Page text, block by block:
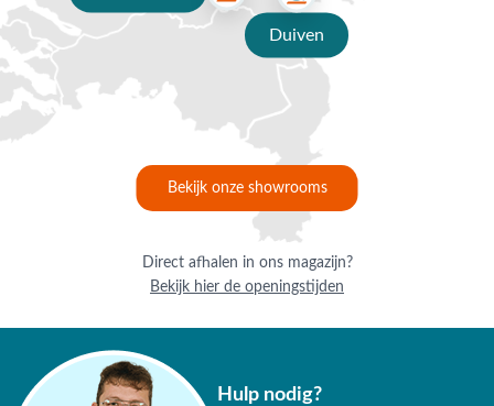
Duiven
Bekijk onze showrooms
Direct afhalen in ons magazijn?
Bekijk hier de openingstijden
Hulp nodig?